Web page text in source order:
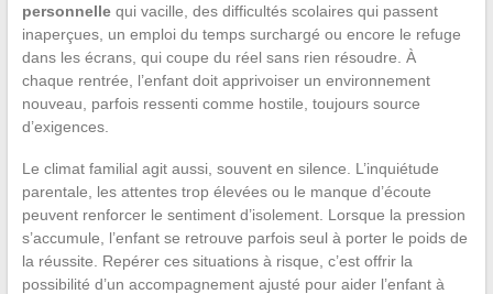
personnellequi vacille, des difficultés scolaires qui passent
inaperçues, un emploi du temps surchargé ou encore le refuge
dans les écrans, qui coupe du réel sans rien résoudre. À
chaque rentrée, l’enfant doit apprivoiser un environnement
nouveau, parfois ressenti comme hostile, toujours source
d’exigences.
Le climat familial agit aussi, souvent en silence. L’inquiétude
parentale, les attentes trop élevées ou le manque d’écoute
peuvent renforcer le sentiment d’isolement. Lorsque la pression
s’accumule, l’enfant se retrouve parfois seul à porter le poids de
la réussite. Repérer ces situations à risque, c’est offrir la
possibilité d’un accompagnement ajusté pour aider l’enfant à